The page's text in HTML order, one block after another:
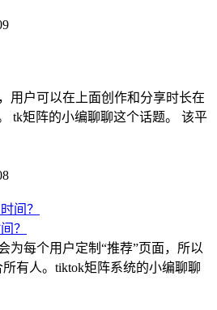
用户可以在上面创作和分享时长在
tk矩阵的小编聊聊这个话题。 该平
？
为每个用户定制“推荐”页面，所以
有人。tiktok矩阵系统的小编聊聊